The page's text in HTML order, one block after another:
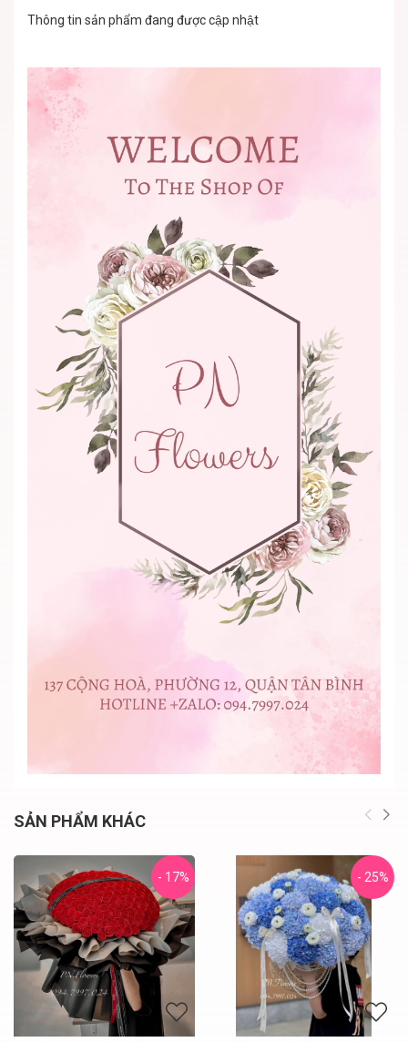
Thông tin sản phẩm đang được cập nhật
SẢN PHẨM KHÁC
- 17% - 25%